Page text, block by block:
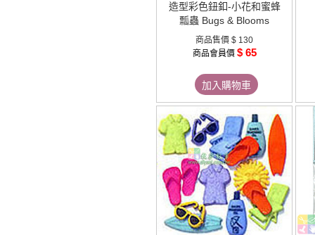
造型彩色鈕釦-小花和蜜蜂
瓢蟲 Bugs & Blooms
商品售價 $ 130
商品會員價 $ 65
加入購物車